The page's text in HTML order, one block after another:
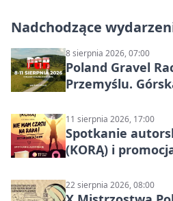
Nadchodzące
8 sierpnia 2026, 07:00
Poland Gravel
Przemyślu.
11 sierpnia 2026, 17:00
Spotkanie
(KORĄ) i
22 sierpnia 2026, 08:00